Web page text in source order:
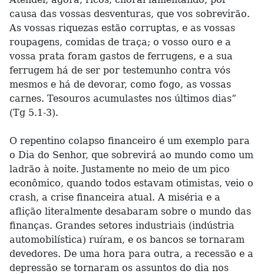
causa das vossas desventuras, que vos sobrevirão.
As vossas riquezas estão corruptas, e as vossas
roupagens, comidas de traça; o vosso ouro e a
vossa prata foram gastos de ferrugens, e a sua
ferrugem há de ser por testemunho contra vós
mesmos e há de devorar, como fogo, as vossas
carnes. Tesouros acumulastes nos últimos dias”
(Tg 5.1-3).
O repentino colapso financeiro é um exemplo para
o Dia do Senhor, que sobrevirá ao mundo como um
ladrão à noite. Justamente no meio de um pico
econômico, quando todos estavam otimistas, veio o
crash, a crise financeira atual. A miséria e a
aflição literalmente desabaram sobre o mundo das
finanças. Grandes setores industriais (indústria
automobilística) ruíram, e os bancos se tornaram
devedores. De uma hora para outra, a recessão e a
depressão se tornaram os assuntos do dia nos